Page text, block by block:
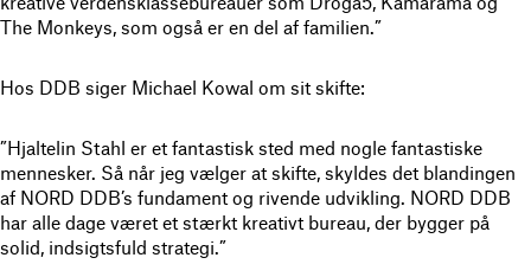
The Monkeys, som også er en del af familien.”
Hos DDB siger Michael Kowal om sit skifte:
”Hjaltelin Stahl er et fantastisk sted med nogle fantastiske
mennesker. Så når jeg vælger at skifte, skyldes det blandingen
af NORD DDB’s fundament og rivende udvikling. NORD DDB
har alle dage været et stærkt kreativt bureau, der bygger på
solid, indsigtsfuld strategi.”